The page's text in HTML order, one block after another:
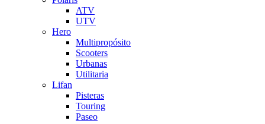
ATV
UTV
Hero
Multipropósito
Scooters
Urbanas
Utilitaria
Lifan
Pisteras
Touring
Paseo